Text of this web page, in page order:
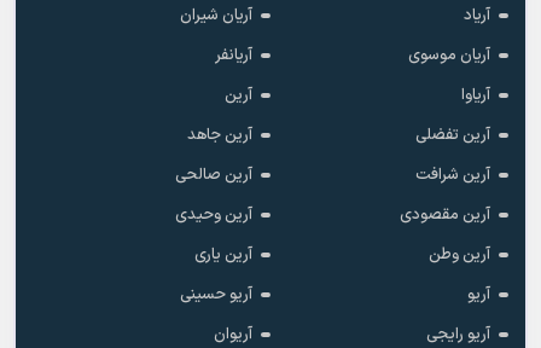
آریاد
آریان شیران
آریان موسوی
آریانفر
آریاوا
آرین
آرین تفضلی
آرین جاهد
آرین شرافت
آرین صالحی
آرین مقصودی
آرین وحیدی
آرین وطن
آرین یاری
آریو
آریو حسینی
آریو رایجی
آریوان